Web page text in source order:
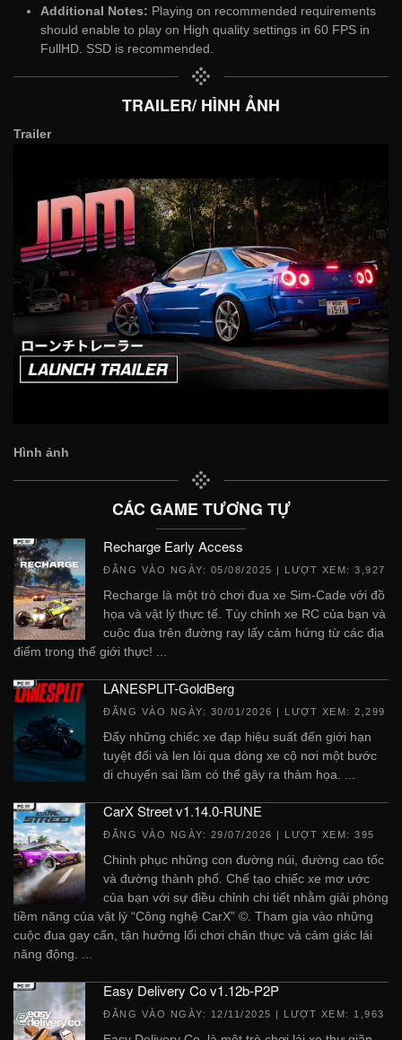
Additional Notes: Playing on recommended requirements
should enable to play on High quality settings in 60 FPS in
FullHD. SSD is recommended.
TRAILER/ HÌNH ẢNH
Trailer
Hình ảnh
CÁC GAME TƯƠNG TỰ
Recharge Early Access
ĐĂNG VÀO NGÀY: 05/08/2025 | LƯỢT XEM: 3,927
Recharge là một trò chơi đua xe Sim-Cade với đồ
họa và vật lý thực tế. Tùy chỉnh xe RC của bạn và
cuộc đua trên đường ray lấy cảm hứng từ các địa
điểm trong thế giới thực! ...
LANESPLIT-GoldBerg
ĐĂNG VÀO NGÀY: 30/01/2026 | LƯỢT XEM: 2,299
Đẩy những chiếc xe đạp hiệu suất đến giới hạn
tuyệt đối và len lỏi qua dòng xe cộ nơi một bước
di chuyển sai lầm có thể gây ra thảm họa. ...
CarX Street v1.14.0-RUNE
ĐĂNG VÀO NGÀY: 29/07/2026 | LƯỢT XEM: 395
Chinh phục những con đường núi, đường cao tốc
và đường thành phố. Chế tạo chiếc xe mơ ước
của bạn với sự điều chỉnh chi tiết nhằm giải phóng
tiềm năng của vật lý “Công nghệ CarX” ©. Tham gia vào những
cuộc đua gay cấn, tận hưởng lối chơi chân thực và cảm giác lái
năng động. ...
Easy Delivery Co v1.12b-P2P
ĐĂNG VÀO NGÀY: 12/11/2025 | LƯỢT XEM: 1,963